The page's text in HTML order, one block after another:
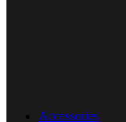
Accessories